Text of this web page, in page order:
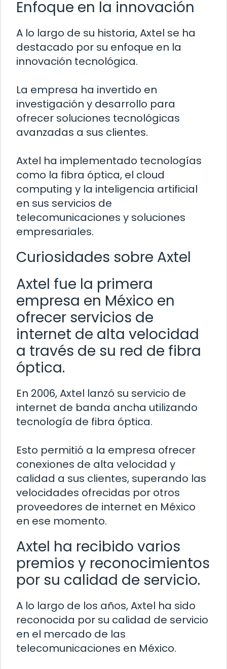
Enfoque en la innovación
A lo largo de su historia, Axtel se ha
destacado por su enfoque en la
innovación tecnológica.
La empresa ha invertido en
investigación y desarrollo para
ofrecer soluciones tecnológicas
avanzadas a sus clientes.
Axtel ha implementado tecnologías
como la fibra óptica, el cloud
computing y la inteligencia artificial
en sus servicios de
telecomunicaciones y soluciones
empresariales.
Curiosidades sobre Axtel
Axtel fue la primera
empresa en México en
ofrecer servicios de
internet de alta velocidad
a través de su red de fibra
óptica.
En 2006, Axtel lanzó su servicio de
internet de banda ancha utilizando
tecnología de fibra óptica.
Esto permitió a la empresa ofrecer
conexiones de alta velocidad y
calidad a sus clientes, superando las
velocidades ofrecidas por otros
proveedores de internet en México
en ese momento.
Axtel ha recibido varios
premios y reconocimientos
por su calidad de servicio.
A lo largo de los años, Axtel ha sido
reconocida por su calidad de servicio
en el mercado de las
telecomunicaciones en México.